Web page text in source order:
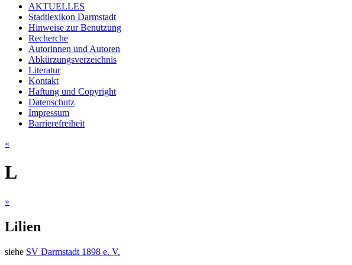
AKTUELLES
Stadtlexikon Darmstadt
Hinweise zur Benutzung
Recherche
Autorinnen und Autoren
Abkürzungsverzeichnis
Literatur
Kontakt
Haftung und Copyright
Datenschutz
Impressum
Barrierefreiheit
«
L
»
Lilien
siehe SV Darmstadt 1898 e. V.